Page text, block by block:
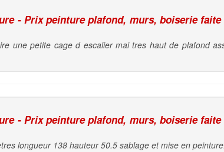
- Prix peinture plafond, murs, boiserie faite
une petite cage d escalier mai tres haut de plafond
- Prix peinture plafond, murs, boiserie faite
longueur 138 hauteur 50.5 sablage et mise en peinture.